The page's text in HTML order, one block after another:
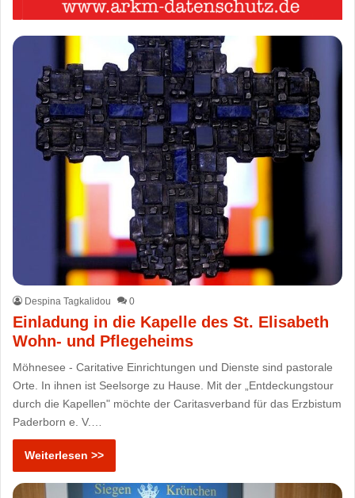
Despina Tagkalidou 0
Einladung in die Kapelle des St. Elisabeth
Wohn- und Pflegeheims
Möhnesee - Caritative Einrichtungen und Dienste sind pastorale
Orte. In ihnen ist Seelsorge zu Hause. Mit der „Entdeckungstour
durch die Kapellen" möchte der Caritasverband für das Erzbistum
Paderborn e. V.…
Weiterlesen >>